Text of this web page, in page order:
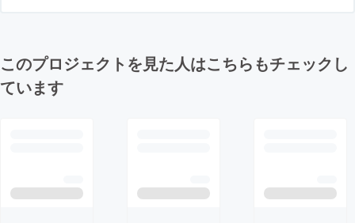
このプロジェクトを見た人はこちらもチェックし
ています